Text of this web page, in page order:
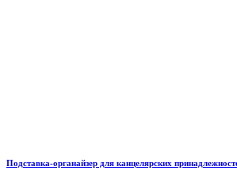
Подставка-органайзер для канцелярских